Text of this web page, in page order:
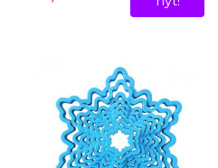
lahjaideaksi. Ja kun haluat
kurkista Juhlakaupasta myös